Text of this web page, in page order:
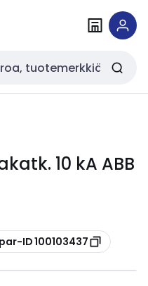
10 kA ABB
ID 100103437